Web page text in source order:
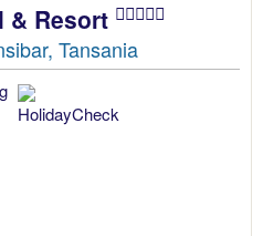
& Resort
Tansania